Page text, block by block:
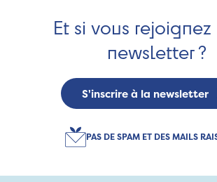
Et si vous
newsletter ?
S'inscrire à la newsletter
PAS DE SPAM ET DES MAILS